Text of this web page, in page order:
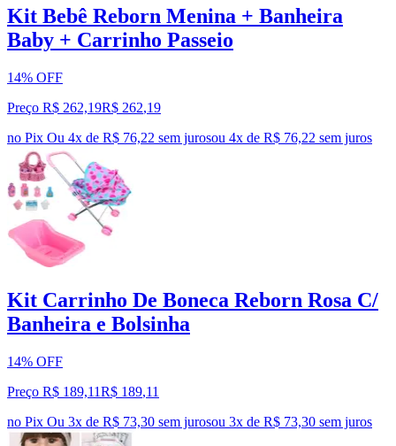
Kit Bebê Reborn Menina + Banheira
Baby + Carrinho Passeio
14% OFF
Preço R$ 262,19R$ 262,19
no Pix Ou 4x de R$ 76,22 sem jurosou 4x de R$ 76,22 sem juros
Kit Carrinho De Boneca Reborn Rosa C/
Banheira e Bolsinha
14% OFF
Preço R$ 189,11R$ 189,11
no Pix Ou 3x de R$ 73,30 sem jurosou 3x de R$ 73,30 sem juros